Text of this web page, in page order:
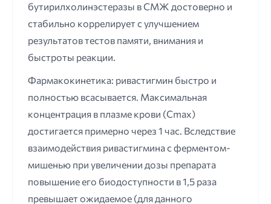
бутирилхолинэстеразы в СМЖ достоверно и
стабильно коррелирует с улучшением
результатов тестов памяти, внимания и
быстроты реакции.
Фармакокинетика: ривастигмин быстро и
полностью всасывается. Максимальная
концентрация в плазме крови (Cmax)
достигается примерно через 1 час. Вследствие
взаимодействия ривастигмина с ферментом-
мишенью при увеличении дозы препарата
повышение его биодоступности в 1,5 раза
превышает ожидаемое (для данного